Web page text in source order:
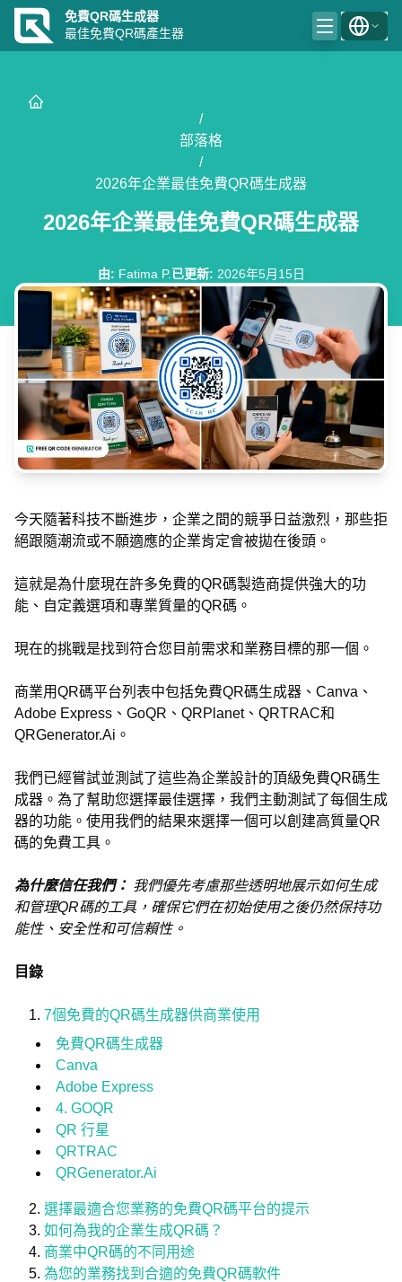
免費QR碼生成器
最佳免費QR碼產生器
/
部落格
/
2026年企業最佳免費QR碼生成器
2026年企業最佳免費QR碼生成器
由: Fatima P.已更新: 2026年5月15日
今天隨著科技不斷進步，企業之間的競爭日益激烈，那些拒
絕跟隨潮流或不願適應的企業肯定會被拋在後頭。
這就是為什麼現在許多免費的QR碼製造商提供強大的功
能、自定義選項和專業質量的QR碼。
現在的挑戰是找到符合您目前需求和業務目標的那一個。
商業用QR碼平台列表中包括免費QR碼生成器、Canva、
Adobe Express、GoQR、QRPlanet、QRTRAC和
QRGenerator.Ai。
我們已經嘗試並測試了這些為企業設計的頂級免費QR碼生
成器。為了幫助您選擇最佳選擇，我們主動測試了每個生成
器的功能。使用我們的結果來選擇一個可以創建高質量QR
碼的免費工具。
為什麼信任我們： 我們優先考慮那些透明地展示如何生成
和管理QR碼的工具，確保它們在初始使用之後仍然保持功
能性、安全性和可信賴性。
目錄
7個免費的QR碼生成器供商業使用
免費QR碼生成器
Canva
Adobe Express
4. GOQR
QR 行星
QRTRAC
QRGenerator.Ai
選擇最適合您業務的免費QR碼平台的提示
如何為我的企業生成QR碼？
商業中QR碼的不同用途
為您的業務找到合適的免費QR碼軟件